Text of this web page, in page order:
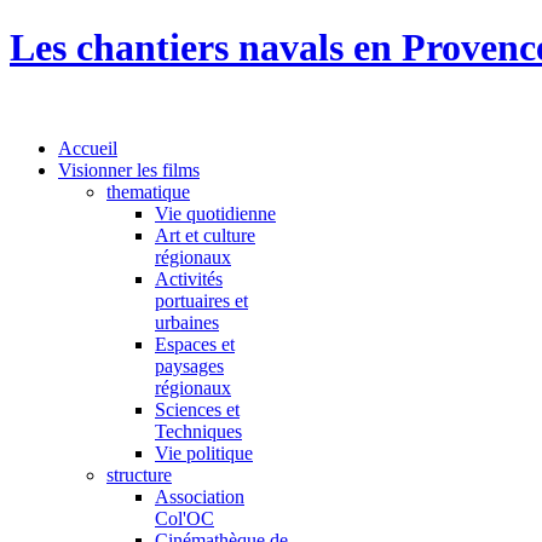
Les chantiers navals en
Accueil
Visionner les films
thematique
Vie quotidienne
Art et culture
régionaux
Activités
portuaires et
urbaines
Espaces et
paysages
régionaux
Sciences et
Techniques
Vie politique
structure
Association
Col'OC